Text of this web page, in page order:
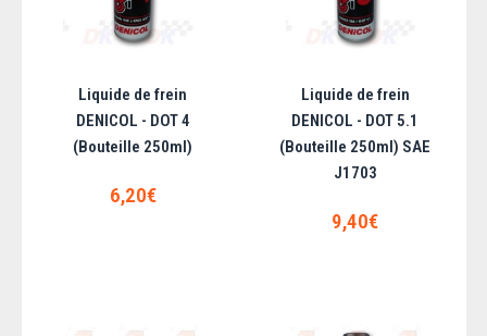
Liquide de frein DENICOL - DOT 4 (Bouteille
250ml)
Liquide de frein
DENICOL - DOT 4
(Bouteille 250ml)
6,20€
Liquide de frein
DENICOL - DOT 5.1
(Bouteille 250ml) SAE
J1703
9,40€